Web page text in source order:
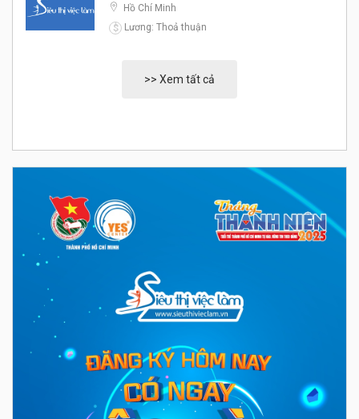
Hồ Chí Minh
$
Lương: Thoả thuận
>> Xem tất cả